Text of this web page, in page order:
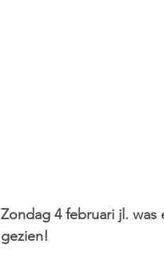
Zondag 4 februari jl.
gezien!